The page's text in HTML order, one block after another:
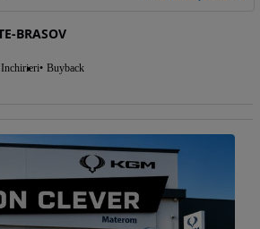
BRASOV
Inchirieri Buyback